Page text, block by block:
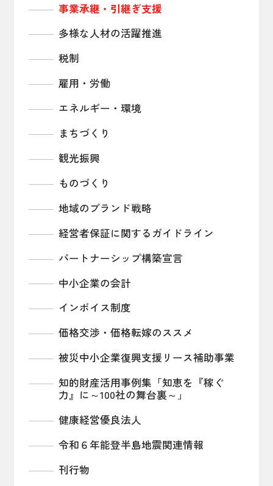
経済ミッション
事業承継・引継ぎ支援
多様な人材の活躍推進
税制
雇用・労働
エネルギー・環境
まちづくり
観光振興
ものづくり
地域のブランド戦略
経営者保証に関するガイドライン
パートナーシップ構築宣言
中小企業の会計
インボイス制度
価格交渉・価格転嫁のススメ
被災中小企業復興支援リース補助事業
知的財産活用事例集「知恵を『稼ぐ
力』に～100社の舞台裏～」
健康経営優良法人
令和６年能登半島地震関連情報
刊行物